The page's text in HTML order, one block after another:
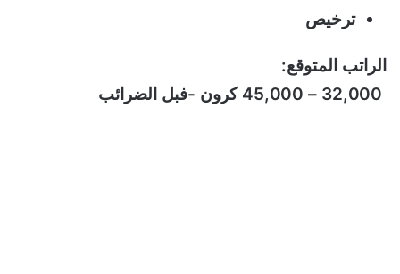
ترخيص
الراتب المتوقع: